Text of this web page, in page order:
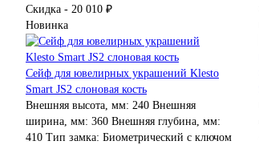
Скидка - 20 010 ₽
Новинка
Сейф для ювелирных украшений Klesto
Smart JS2 слоновая кость
Внешняя высота, мм: 240Внешняя
ширина, мм: 360Внешняя глубина, мм:
410Тип замка: Биометрический с ключом